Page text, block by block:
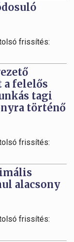
frissítés:
a felelős
tagi
történő
frissítés:
alacsony
frissítés: